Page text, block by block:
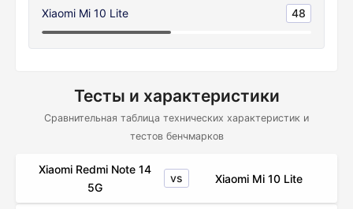
Xiaomi Mi 10 Lite 48
Тесты и характеристики
Сравнительная таблица технических характеристик и
тестов бенчмарков
Xiaomi Redmi Note 14
5G
vs Xiaomi Mi 10 Lite